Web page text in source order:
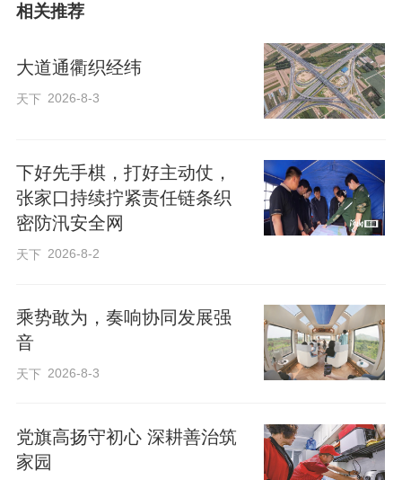
坑2处，不断完善各类警示防护设施，从源
相关推荐
大道通衢织经纬
天下 2026-8-3
下好先手棋，打好主动仗，
张家口持续拧紧责任链条织
密防汛安全网
天下 2026-8-2
乘势敢为，奏响协同发展强
音
天下 2026-8-3
党旗高扬守初心 深耕善治筑
家园